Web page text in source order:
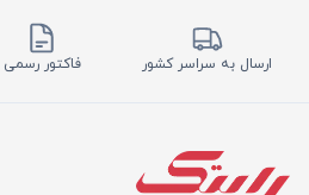
ارسال به سراسر کشور فاکتور رسمی